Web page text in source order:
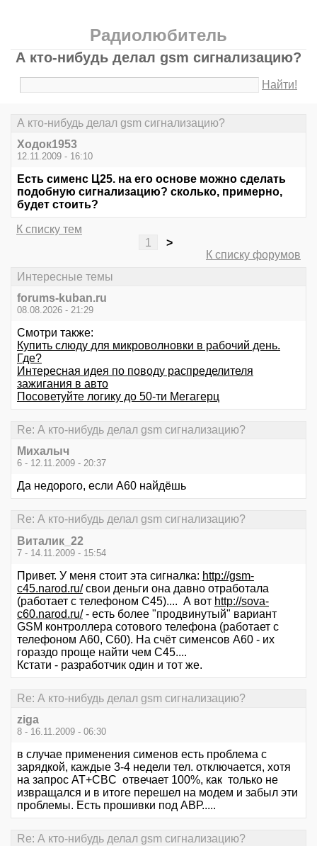
Радиолюбитель
А кто-нибудь делал gsm сигнализацию?
Найти!
А кто-нибудь делал gsm сигнализацию?
Ходок1953
12.11.2009 - 16:10
Есть сименс Ц25. на его основе можно сделать
подобную сигнализацию? сколько, примерно,
будет стоить?
К списку тем
1
>
К списку форумов
Интересные темы
forums-kuban.ru
08.08.2026 - 21:29
Смотри также:
Купить слюду для микроволновки в рабочий день.
Где?
Интересная идея по поводу распределителя
зажигания в авто
Посоветуйте логику до 50-ти Мегагерц
Re: А кто-нибудь делал gsm сигнализацию?
Михалыч
6 - 12.11.2009 - 20:37
Да недорого, если А60 найдёшь
Re: А кто-нибудь делал gsm сигнализацию?
Виталик_22
7 - 14.11.2009 - 15:54
Привет. У меня стоит эта сигналка: http://gsm-
c45.narod.ru/свои деньги она давно отработала
(работает с телефоном С45).... А вот http://sova-
c60.narod.ru/- есть более "продвинутый" вариант
GSM контроллера сотового телефона (работает с
телефоном А60, С60). На счёт сименсов А60 - их
гораздо проще найти чем С45....
Кстати - разработчик один и тот же.
Re: А кто-нибудь делал gsm сигнализацию?
ziga
8 - 16.11.2009 - 06:30
в случае применения сименов есть проблема с
зарядкой, каждые 3-4 недели тел. отключается, хотя
на запрос AT+CBC отвечает 100%, как только не
извращался и в итоге перешел на модем и забыл эти
проблемы. Есть прошивки под АВР.....
Re: А кто-нибудь делал gsm сигнализацию?